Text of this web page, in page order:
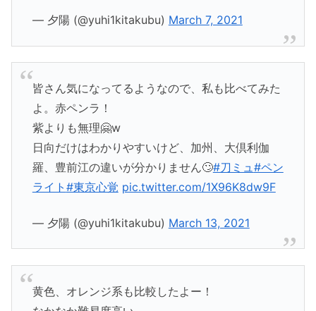
— 夕陽 (@yuhi1kitakubu) March 7, 2021
皆さん気になってるようなので、私も比べてみた
よ。赤ペンラ！
紫よりも無理🤗w
日向だけはわかりやすいけど、加州、大倶利伽
羅、豊前江の違いが分かりません🙄#刀ミュ#ペン
ライト #東京心覚 pic.twitter.com/1X96K8dw9F
— 夕陽 (@yuhi1kitakubu) March 13, 2021
黄色、オレンジ系も比較したよー！